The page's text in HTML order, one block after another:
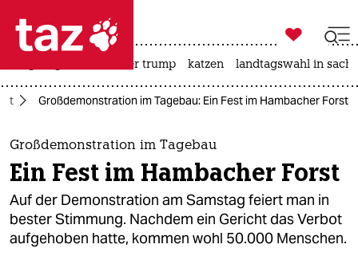
 taz zahl ich
taz zahl ich
themen
politik
öko
gesellschaft

taz zahl ich
usa unter trump katzen landtagswahl in
Großdemonstration im Tagebau: Ein Fest im Hambacher Forst
Großdemonstration im Tagebau
Ein Fest im Hambacher Forst
Auf der Demonstration am Samstag feiert man in
bester Stimmung. Nachdem ein Gericht das Verbot
aufgehoben hatte, kommen wohl 50.000 Menschen.